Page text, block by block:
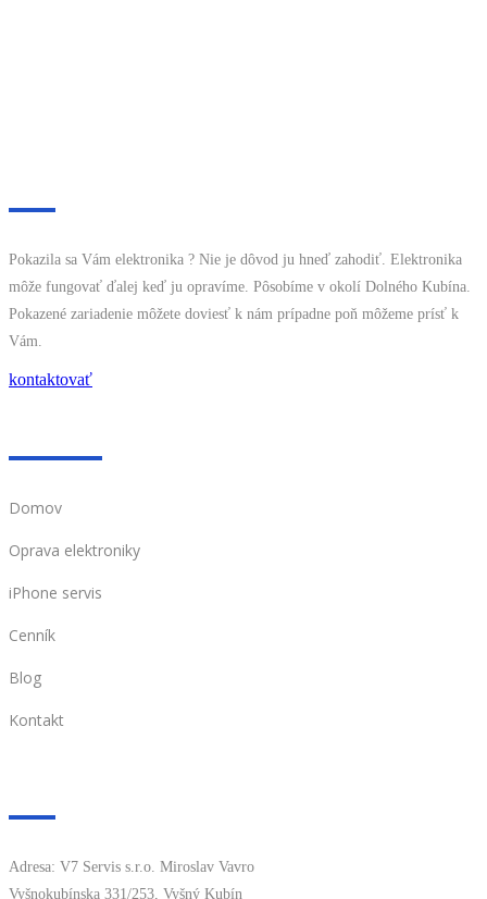
Pokazila sa Vám elektronika ? Nie je dôvod ju hneď zahodiť. Elektronika
môže fungovať ďalej keď ju opravíme. Pôsobíme v okolí Dolného Kubína.
Pokazené zariadenie môžete doviesť k nám prípadne poň môžeme prísť k
Vám.
kontaktovať
Domov
Oprava elektroniky
iPhone servis
Cenník
Blog
Kontakt
Adresa: V7 Servis s.r.o. Miroslav Vavro
Vyšnokubínska 331/253, Vyšný Kubín